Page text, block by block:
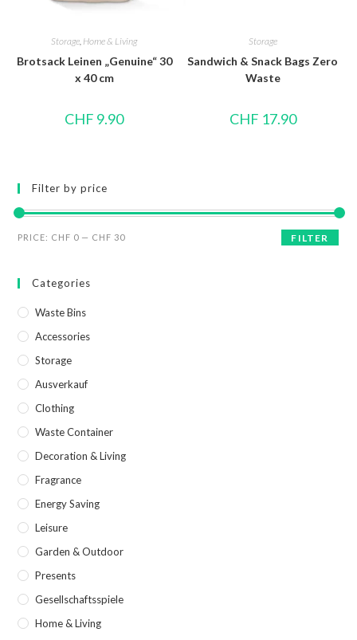
Storage Home & Living
Brotsack Leinen „Genuine“ 30
x 40 cm
CHF 9.90
Storage
Sandwich & Snack Bags Zero
Waste
CHF 17.90
Filter by price
FILTER
PRICE: CHF 0 — CHF 30
Categories
Waste Bins
Accessories
Storage
Ausverkauf
Clothing
Waste Container
Decoration & Living
Fragrance
Energy Saving
Leisure
Garden & Outdoor
Presents
Gesellschaftsspiele
Home & Living